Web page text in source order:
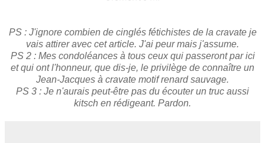
PS : J'ignore combien de cinglés fétichistes de la cravate je
vais attirer avec cet article. J'ai peur mais j'assume.
PS 2 : Mes condoléances à tous ceux qui passeront par ici
et qui ont l'honneur, que dis-je, le privilège de connaître un
Jean-Jacques à cravate motif renard sauvage.
PS 3 : Je n'aurais peut-être pas du écouter un truc aussi
kitsch en rédigeant. Pardon.